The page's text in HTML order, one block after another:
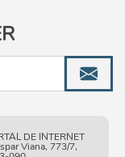
DE INTERNET
Viana, 773/7,